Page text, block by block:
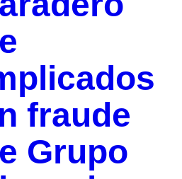
fraude
Grupo